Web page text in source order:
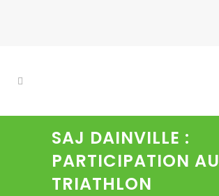
SAJ DAINVILLE :
PARTICIPATION AU
TRIATHLON